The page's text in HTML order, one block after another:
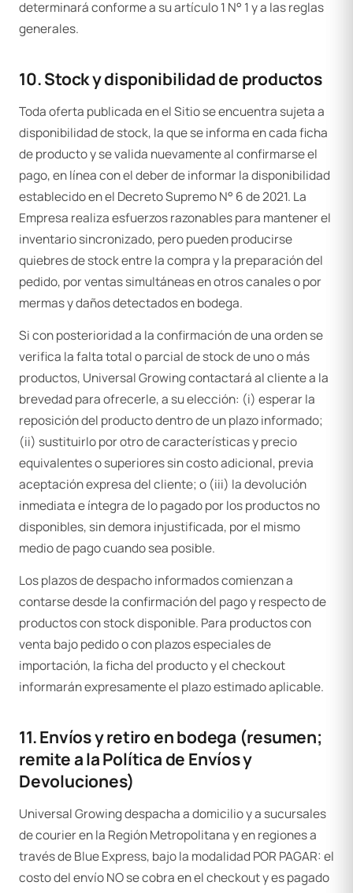
determinará conforme a su artículo 1 N° 1 y a las reglas
generales.
10. Stock y disponibilidad de productos
Toda oferta publicada en el Sitio se encuentra sujeta a
disponibilidad de stock, la que se informa en cada ficha
de producto y se valida nuevamente al confirmarse el
pago, en línea con el deber de informar la disponibilidad
establecido en el Decreto Supremo N° 6 de 2021. La
Empresa realiza esfuerzos razonables para mantener el
inventario sincronizado, pero pueden producirse
quiebres de stock entre la compra y la preparación del
pedido, por ventas simultáneas en otros canales o por
mermas y daños detectados en bodega.
Si con posterioridad a la confirmación de una orden se
verifica la falta total o parcial de stock de uno o más
productos, Universal Growing contactará al cliente a la
brevedad para ofrecerle, a su elección: (i) esperar la
reposición del producto dentro de un plazo informado;
(ii) sustituirlo por otro de características y precio
equivalentes o superiores sin costo adicional, previa
aceptación expresa del cliente; o (iii) la devolución
inmediata e íntegra de lo pagado por los productos no
disponibles, sin demora injustificada, por el mismo
medio de pago cuando sea posible.
Los plazos de despacho informados comienzan a
contarse desde la confirmación del pago y respecto de
productos con stock disponible. Para productos con
venta bajo pedido o con plazos especiales de
importación, la ficha del producto y el checkout
informarán expresamente el plazo estimado aplicable.
11. Envíos y retiro en bodega (resumen;
remite a la Política de Envíos y
Devoluciones)
Universal Growing despacha a domicilio y a sucursales
de courier en la Región Metropolitana y en regiones a
través de Blue Express, bajo la modalidad POR PAGAR: el
costo del envío NO se cobra en el checkout y es pagado